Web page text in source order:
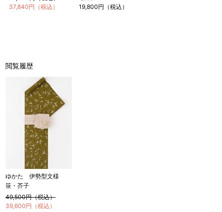
店舗一覧はこちら
37,840円（税込）
19,800円（税込）
閲覧履歴
ゆかた 伊勢型文様
笹・芥子
49,500円（税込）
39,600円（税込）